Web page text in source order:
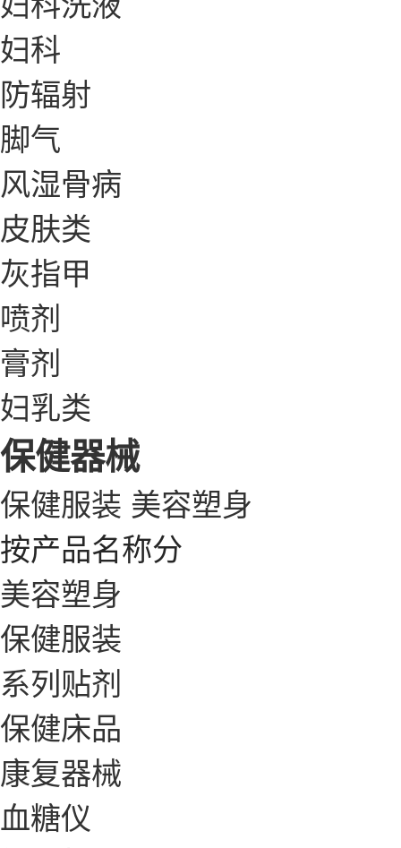
妇科
防辐射
脚气
风湿骨病
皮肤类
灰指甲
喷剂
膏剂
妇乳类
保健器械
保健服装 美容塑身
按产品名称分
美容塑身
保健服装
系列贴剂
保健床品
康复器械
血糖仪